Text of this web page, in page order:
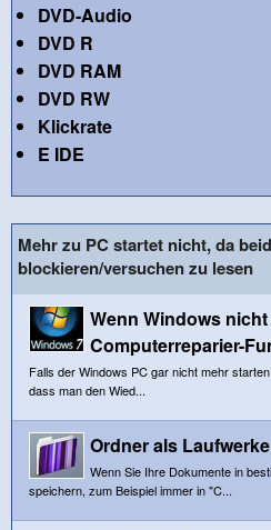
DVD-Audio
DVD R
DVD RAM
DVD RW
Klickrate
E IDE
Mehr zu PC startet nicht, da
blockieren/versuchen zu lesen
Wenn Windows
Computerreparier-
Falls der Windows PC gar nicht mehr
dass man den Wied...
Ordner als
Wenn Sie Ihre Dokumente in
speichern, zum Beispiel immer in "C...